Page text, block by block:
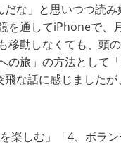
な」と思いつつ読
通してiPhoneで
動しなくても、頭
の旅」の方法として「
な話に感じましたが
しむ」「4、ボラ